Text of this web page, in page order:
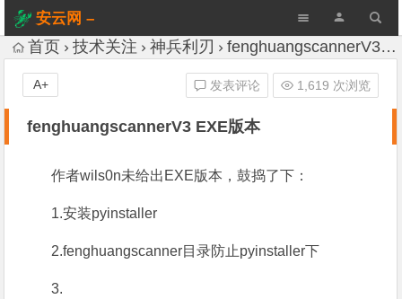
安云网 –
AnYun.ORG
首页 技术关注 神兵利刃 fenghuangscannerV3 EXE版本
fenghuangscannerV3 EXE版本
发表评论 1,619 次浏览
A+
作者wils0n未给出EXE版本，鼓捣了下：
1.安装pyinstaller
2.fenghuangscanner目录防止pyinstaller下
3.